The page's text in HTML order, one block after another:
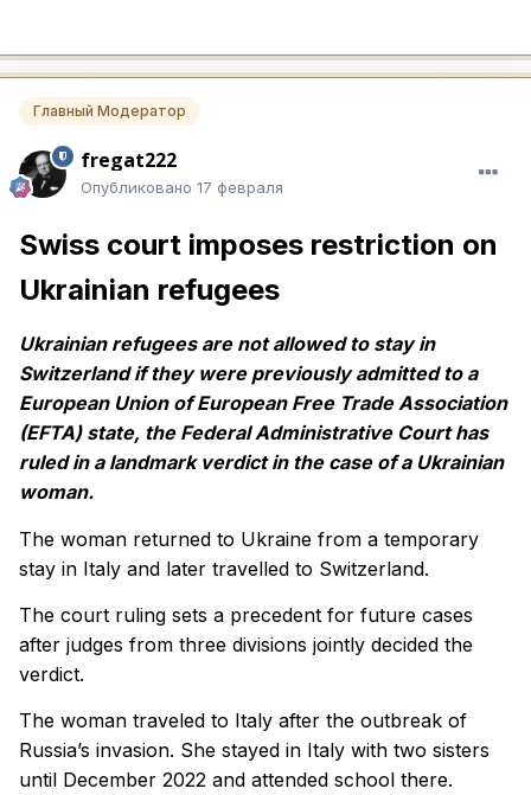
Главный Модератор
fregat222
Опубликовано 17 февраля
Swiss court imposes restriction on
Ukrainian refugees
Ukrainian refugees are not allowed to stay in
Switzerland if they were previously admitted to a
European Union of European Free Trade Association
(EFTA) state, the Federal Administrative Court has
ruled in a landmark verdict in the case of a Ukrainian
woman.
The woman returned to Ukraine from a temporary
stay in Italy and later travelled to Switzerland.
The court ruling sets a precedent for future cases
after judges from three divisions jointly decided the
verdict.
The woman traveled to Italy after the outbreak of
Russia’s invasion. She stayed in Italy with two sisters
until December 2022 and attended school there.